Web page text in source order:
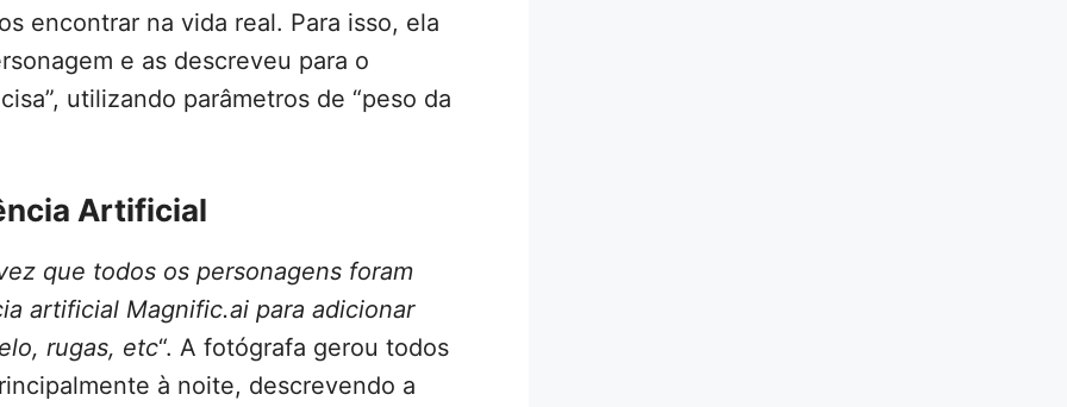
encontrar na vida real. Para isso, ela
e as descreveu para o
utilizando parâmetros de “peso da
Artificial
que todos os personagens foram
artificial Magnific.ai para adicionar
rugas, etc“. A fotógrafa gerou todos
à noite, descrevendo a